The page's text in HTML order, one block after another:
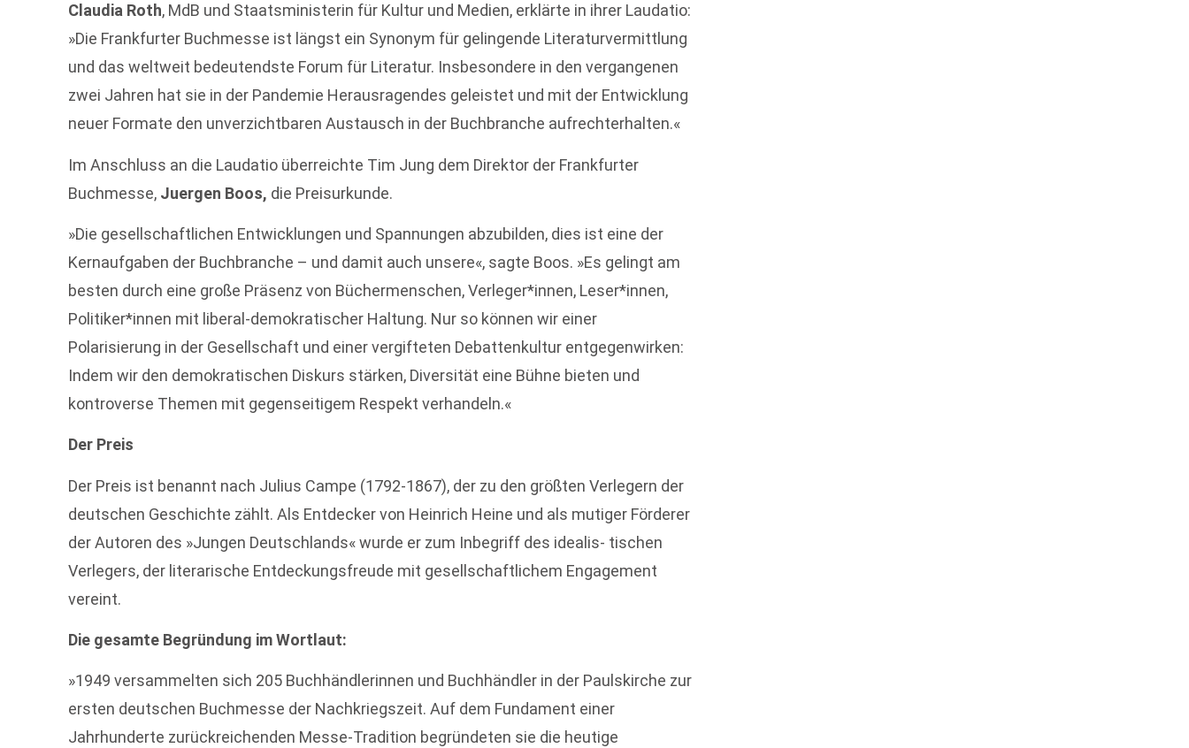
Claudia Roth, MdB und Staatsministerin für Kultur und Medien, erklärte in ihrer Laudatio:
»Die Frankfurter Buchmesse ist längst ein Synonym für gelingende Literaturvermittlung
und das weltweit bedeutendste Forum für Literatur. Insbesondere in den vergangenen
zwei Jahren hat sie in der Pandemie Herausragendes geleistet und mit der Entwicklung
neuer Formate den unverzichtbaren Austausch in der Buchbranche aufrechterhalten.«
Im Anschluss an die Laudatio überreichte Tim Jung dem Direktor der Frankfurter
Buchmesse, Juergen Boos, die Preisurkunde.
»Die gesellschaftlichen Entwicklungen und Spannungen abzubilden, dies ist eine der
Kernaufgaben der Buchbranche – und damit auch unsere«, sagte Boos. »Es gelingt am
besten durch eine große Präsenz von Büchermenschen, Verleger*innen, Leser*innen,
Politiker*innen mit liberal-demokratischer Haltung. Nur so können wir einer
Polarisierung in der Gesellschaft und einer vergifteten Debattenkultur entgegenwirken:
Indem wir den demokratischen Diskurs stärken, Diversität eine Bühne bieten und
kontroverse Themen mit gegenseitigem Respekt verhandeln.«
Der Preis
Der Preis ist benannt nach Julius Campe (1792-1867), der zu den größten Verlegern der
deutschen Geschichte zählt. Als Entdecker von Heinrich Heine und als mutiger Förderer
der Autoren des »Jungen Deutschlands« wurde er zum Inbegriff des idealis- tischen
Verlegers, der literarische Entdeckungsfreude mit gesellschaftlichem Engagement
vereint.
Die gesamte Begründung im Wortlaut:
»1949 versammelten sich 205 Buchhändlerinnen und Buchhändler in der Paulskirche zur
ersten deutschen Buchmesse der Nachkriegszeit. Auf dem Fundament einer
Jahrhunderte zurückreichenden Messe-Tradition begründeten sie die heutige